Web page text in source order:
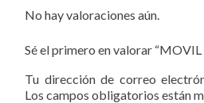
No hay valoraciones aún.
Sé el primero en valorar
Tu dirección de correo
Los campos obligatorios están